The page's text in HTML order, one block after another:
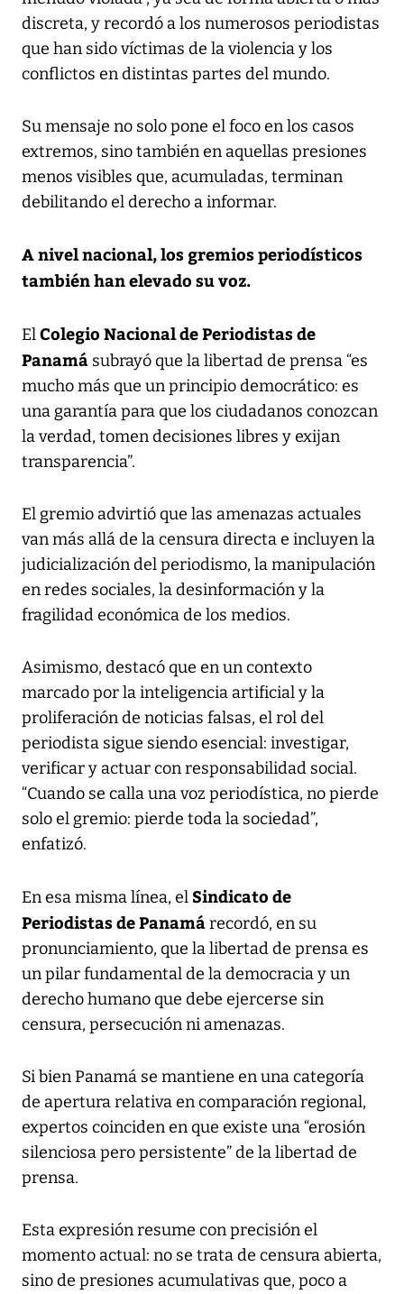
discreta, y recordó a los numerosos periodistas
que han sido víctimas de la violencia y los
conflictos en distintas partes del mundo.
Su mensaje no solo pone el foco en los casos
extremos, sino también en aquellas presiones
menos visibles que, acumuladas, terminan
debilitando el derecho a informar.
A nivel nacional, los gremios periodísticos
también han elevado su voz.
ElColegio Nacional de Periodistas de
Panamá subrayó que la libertad de prensa “es
mucho más que un principio democrático: es
una garantía para que los ciudadanos conozcan
la verdad, tomen decisiones libres y exijan
transparencia”.
El gremio advirtió que las amenazas actuales
van más allá de la censura directa e incluyen la
judicialización del periodismo, la manipulación
en redes sociales, la desinformación y la
fragilidad económica de los medios.
Asimismo, destacó que en un contexto
marcado por la inteligencia artificial y la
proliferación de noticias falsas, el rol del
periodista sigue siendo esencial: investigar,
verificar y actuar con responsabilidad social.
“Cuando se calla una voz periodística, no pierde
solo el gremio: pierde toda la sociedad”,
enfatizó.
En esa misma línea, el Sindicato de
Periodistas de Panamárecordó, en su
pronunciamiento, que la libertad de prensa es
un pilar fundamental de la democracia y un
derecho humano que debe ejercerse sin
censura, persecución ni amenazas.
Si bien Panamá se mantiene en una categoría
de apertura relativa en comparación regional,
expertos coinciden en que existe una “erosión
silenciosa pero persistente” de la libertad de
prensa.
Esta expresión resume con precisión el
momento actual: no se trata de censura abierta,
sino de presiones acumulativas que, poco a